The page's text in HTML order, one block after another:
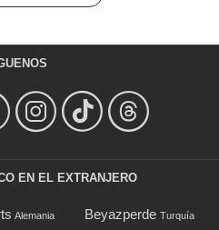
EN EL EXTRANJERO
Alemania Beyazperde Turquía